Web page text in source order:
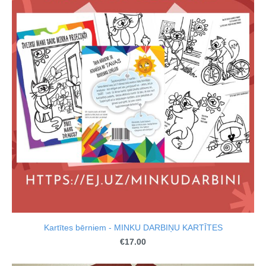
Kartītes bērniem - MINKU DARBIŅU KARTĪTES
€17.00